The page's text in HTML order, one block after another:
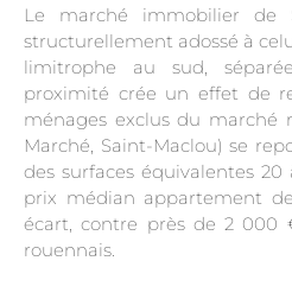
Le marché immobilier de
structurellement adossé à
limitrophe au sud,
proximité crée un effet de
ménages exclus du marché
Marché, Saint-Maclou) se
des surfaces équivalentes 20
prix médian appartement
écart, contre près de 2 000
rouennais.